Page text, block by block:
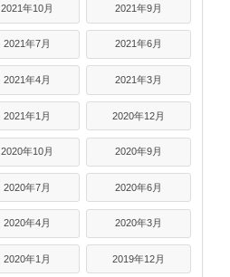
2021年10月 2021年9月
2021年7月 2021年6月
2021年4月 2021年3月
2021年1月 2020年12月
2020年10月 2020年9月
2020年7月 2020年6月
2020年4月 2020年3月
2020年1月 2019年12月